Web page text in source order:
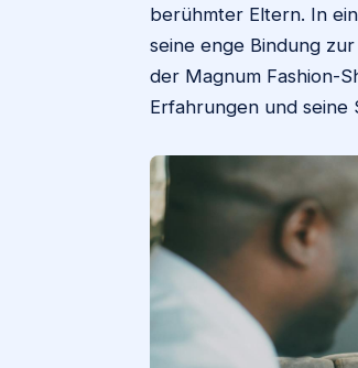
berühmter Eltern. In
seine enge Bindung
der Magnum Fashion-
Erfahrungen und seine